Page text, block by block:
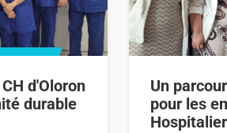
d'Oloron
durable
Un
pour les